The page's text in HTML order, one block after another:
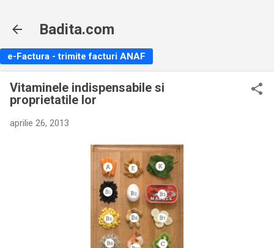
Badita.com
e-Factura - trimite facturi ANAF
Vitaminele indispensabile si
proprietatile lor
aprilie 26, 2013